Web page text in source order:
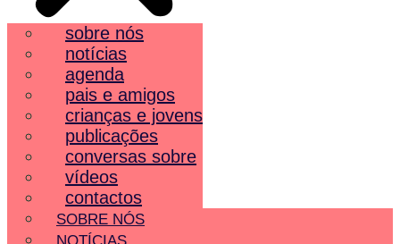
sobre nós
notícias
agenda
pais e amigos
crianças e jovens
publicações
conversas sobre
vídeos
contactos
SOBRE NÓS
NOTÍCIAS